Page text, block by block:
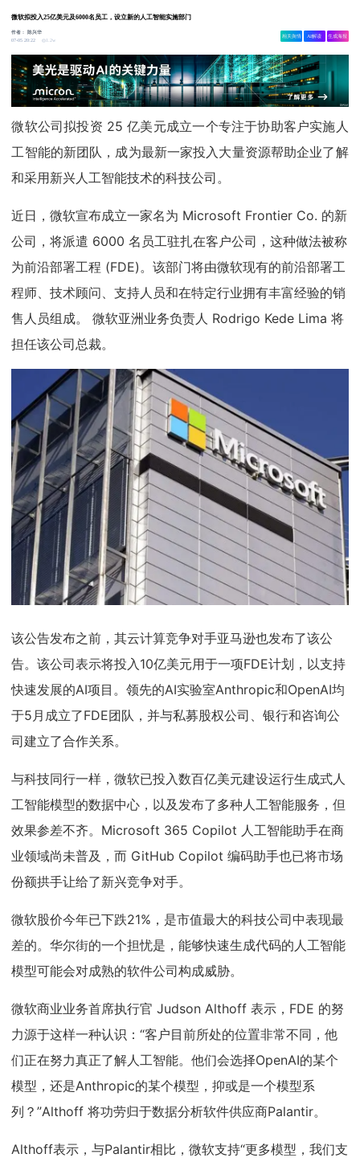
微软拟投入25亿美元及6000名员工，设立新的人工智能实施部门
作者：
陈兴华
07-05 20:22
1.2w
相关舆情 AI解读 生成海报
微软公司拟投资 25 亿美元成立一个专注于协助客户实施人
工智能的新团队，成为最新一家投入大量资源帮助企业了解
和采用新兴人工智能技术的科技公司。
近日，微软宣布成立一家名为 Microsoft Frontier Co. 的新
公司，将派遣 6000 名员工驻扎在客户公司，这种做法被称
为前沿部署工程 (FDE)。该部门将由微软现有的前沿部署工
程师、技术顾问、支持人员和在特定行业拥有丰富经验的销
售人员组成。 微软亚洲业务负责人 Rodrigo Kede Lima 将
担任该公司总裁。
该公告发布之前，其云计算竞争对手亚马逊也发布了该公
告。该公司表示将投入10亿美元用于一项FDE计划，以支持
快速发展的AI项目。领先的AI实验室Anthropic和OpenAI均
于5月成立了FDE团队，并与私募股权公司、银行和咨询公
司建立了合作关系。
与科技同行一样，微软已投入数百亿美元建设运行生成式人
工智能模型的数据中心，以及发布了多种人工智能服务，但
效果参差不齐。Microsoft 365 Copilot 人工智能助手在商
业领域尚未普及，而 GitHub Copilot 编码助手也已将市场
份额拱手让给了新兴竞争对手。
微软股价今年已下跌21%，是市值最大的科技公司中表现最
差的。华尔街的一个担忧是，能够快速生成代码的人工智能
模型可能会对成熟的软件公司构成威胁。
微软商业业务首席执行官 Judson Althoff 表示，FDE 的努
力源于这样一种认识：“客户目前所处的位置非常不同，他
们正在努力真正了解人工智能。他们会选择OpenAI的某个
模型，还是Anthropic的某个模型，抑或是一个模型系
列？”Althoff 将功劳归于数据分析软件供应商Palantir。
Althoff表示，与Palantir相比，微软支持“更多模型，我们支